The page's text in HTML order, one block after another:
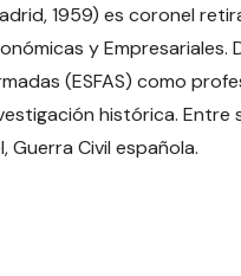
1959) es coronel
y
(ESFAS) como
histórica. Entre
Guerra Civil española.